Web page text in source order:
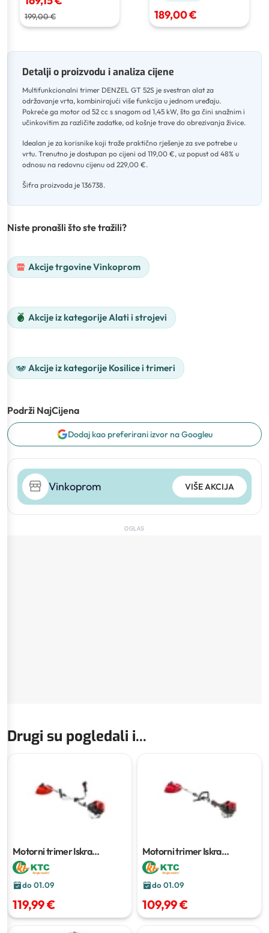
199,00 € 189,00 €
Detalji o proizvodu i analiza cijene
Multifunkcionalni trimer DENZEL GT 52S je svestran alat za
održavanje vrta, kombinirajući više funkcija u jednom uređaju.
Pokreće ga motor od 52 cc s snagom od 1,45 kW, što ga čini snažnim i
učinkovitim za različite zadatke, od košnje trave do obrezivanja živice.
Idealan je za korisnike koji traže praktično rješenje za sve potrebe u
vrtu. Trenutno je dostupan po cijeni od 119,00 €, uz popust od 48% u
odnosu na redovnu cijenu od 229,00 €.
Šifra proizvoda je 136738.
Niste pronašli što ste tražili?
Akcije trgovine Vinkoprom
Akcije iz kategorije Alati i strojevi
Akcije iz kategorije Kosilice i trimeri
Podrži NajCijena
Dodaj kao preferirani izvor na Googleu
Vinkoprom VIŠE AKCIJA
OGLAS
Drugi su pogledali i...
Motorni trimer Iskra
TU520DEU
do 01.09
119,99 €
Motorni trimer Iskra
TU331DEP
do 01.09
109,99 €